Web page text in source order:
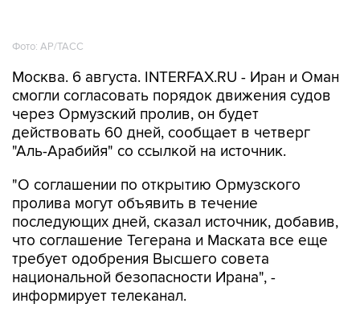
Фото: AP/ТАСС
Москва. 6 августа. INTERFAX.RU - Иран и Оман
смогли согласовать порядок движения судов
через Ормузский пролив, он будет
действовать 60 дней, сообщает в четверг
"Аль-Арабийя" со ссылкой на источник.
"О соглашении по открытию Ормузского
пролива могут объявить в течение
последующих дней, сказал источник, добавив,
что соглашение Тегерана и Маската все еще
требует одобрения Высшего совета
национальной безопасности Ирана", -
информирует телеканал.